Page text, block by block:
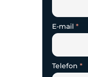
E-mail *
Telefon *